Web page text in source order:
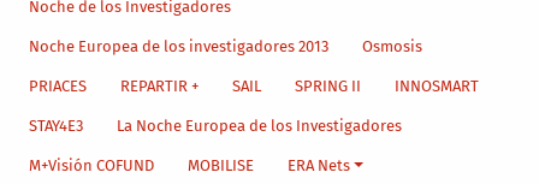
Noche de los Investigadores
Noche Europea de los investigadores 2013 Osmosis
PRIACES REPARTIR + SAIL SPRING II INNOSMART
STAY4E3 La Noche Europea de los Investigadores
M+Visión COFUND MOBILISE ERA Nets